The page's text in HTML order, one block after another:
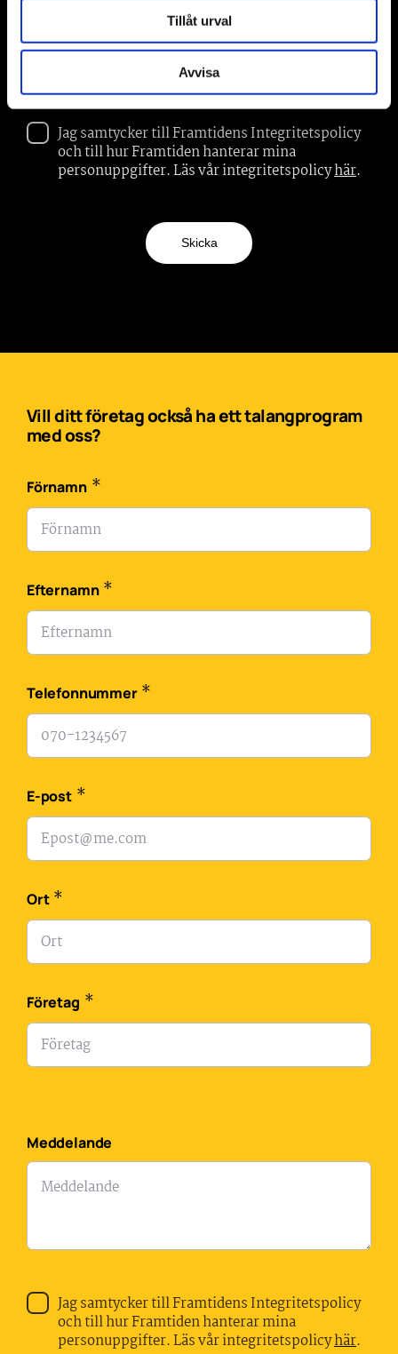
Tillåt urval
Avvisa
Jag samtycker till Framtidens Integritetspolicy
och till hur Framtiden hanterar mina
personuppgifter. Läs vår integritetspolicyhär.
Skicka
Vill ditt företag också ha ett talangprogram
med oss?
Förnamn *
Efternamn *
Telefonnummer *
E-post *
Ort *
Företag *
Meddelande
Jag samtycker till Framtidens Integritetspolicy
och till hur Framtiden hanterar mina
personuppgifter. Läs vår integritetspolicyhär.